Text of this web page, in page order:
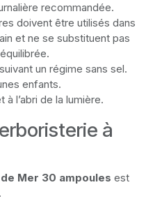
recommandée.
doivent être utilisés dans
et ne se substituent pas
un régime sans sel.
enfants.
l’abri de la lumière.
à
Mer 30 ampoules est